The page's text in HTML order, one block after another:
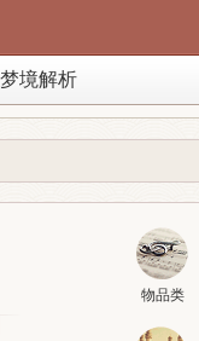
梦境解析
物品类